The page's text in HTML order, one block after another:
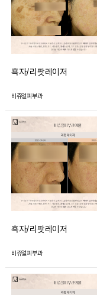
흑자/리팟레이저
비쥬얼피부과
흑자/리팟레이저
비쥬얼피부과